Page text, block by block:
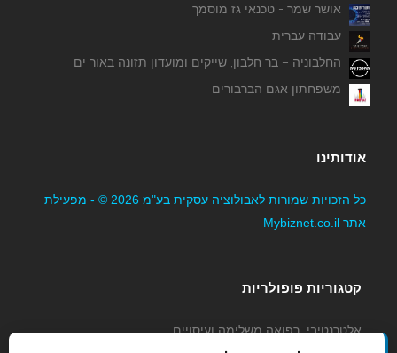
אושר שמר - טכנאי גז מוסמך
עבודה עברית
החלבוניה – בר חלבון, שייקים ומועדון תזונה באור ים
משפחתון אגם הברבורים
אודותינו
כל הזכויות שמורות לאבולוציה עסקית בע"מ 2026 © - מפעילת
אתר Mybiznet.co.il
קטגוריות פופולריות
אלטרנטיבי, רפואה משלימה ועיסויים